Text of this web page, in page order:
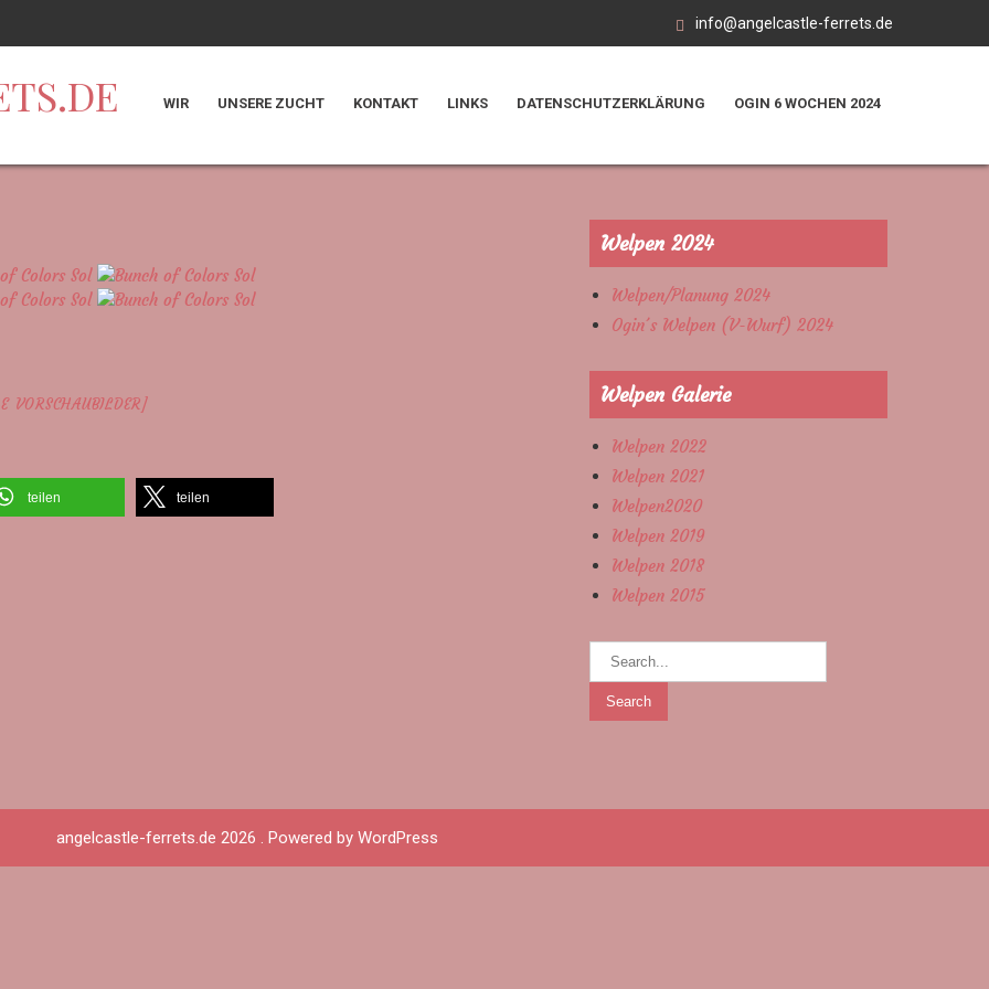
info@angelcastle-ferrets.de
WIR UNSERE ZUCHT KONTAKT LINKS DATENSCHUTZERKLÄRUNG OGIN 6 WOCHEN 2024
VORSCHAUBILDER]
teilen teilen
Welpen 2024
Welpen/Planung 2024
Ogin´s Welpen (V-Wurf) 2024
Welpen Galerie
Welpen 2022
Welpen 2021
Welpen2020
Welpen 2019
Welpen 2018
Welpen 2015
angelcastle-ferrets.de 2026 . Powered by WordPress